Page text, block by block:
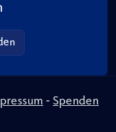
- Spenden